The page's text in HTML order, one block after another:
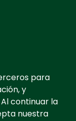
para
y
continuar la
nuestra